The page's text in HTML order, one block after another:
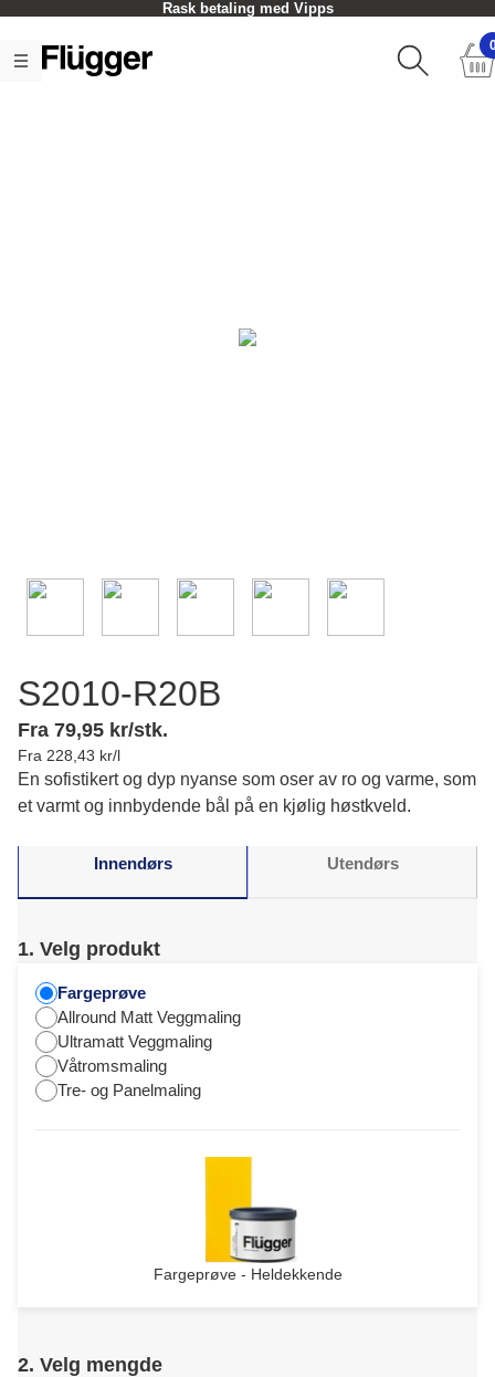
Rask betaling med Vipps
S2010-R20B
Fra 79,95 kr/stk.
Fra 228,43 kr/l
En sofistikert og dyp nyanse som oser av ro og varme, som
et varmt og innbydende bål på en kjølig høstkveld.
Innendørs Utendørs
1. Velg produkt
Fargeprøve
Allround Matt Veggmaling
Ultramatt Veggmaling
Våtromsmaling
Tre- og Panelmaling
Fargeprøve - Heldekkende
2. Velg mengde